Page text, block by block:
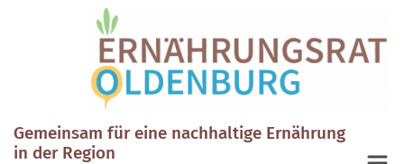
Gemeinsam für eine nachhaltige Ernährung
in der Region